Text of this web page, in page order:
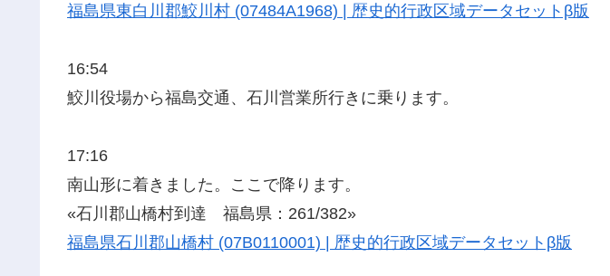
福島県東白川郡鮫川村 (07484A1968) | 歴史的行政区域データセットβ版
16:54
鮫川役場から福島交通、石川営業所行きに乗ります。
17:16
南山形に着きました。ここで降ります。
«石川郡山橋村到達 福島県：261/382»
福島県石川郡山橋村 (07B0110001) | 歴史的行政区域データセットβ版